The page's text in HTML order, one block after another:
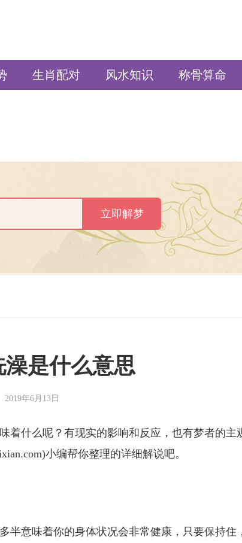
生肖配对 风水知识 称骨算命
是什么意思
年6月13日
着什么呢？有现实的影响和反应，也有梦者的主
小编帮你整理的详细解说吧。
半意味着你的身体状况会非常健康，只要保持住